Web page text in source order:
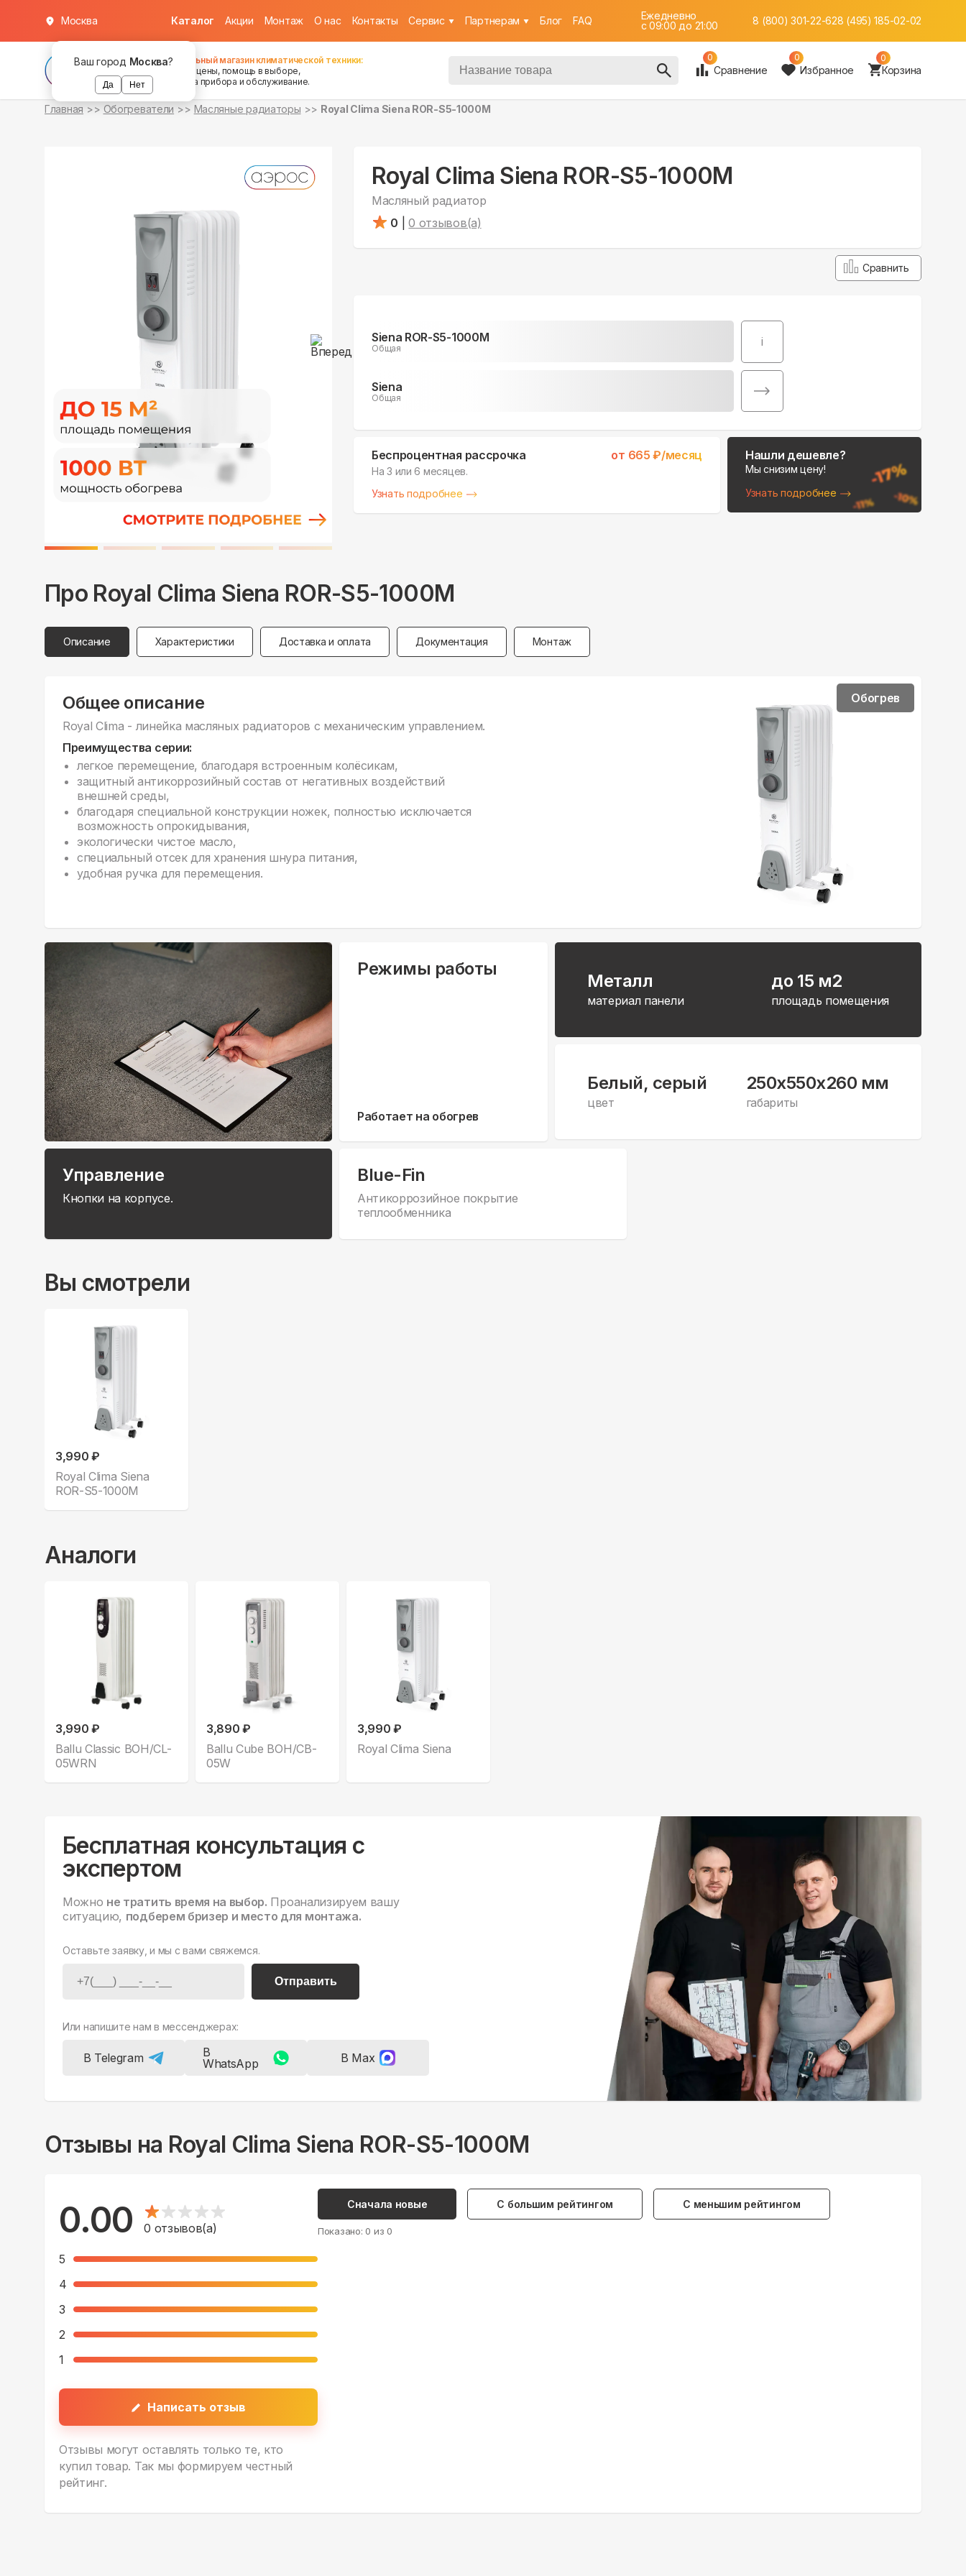
Ваш город Москва?
Да Нет
Москва Каталог Акции Монтаж О нас Контакты Cервис Партнерам Блог FAQ
Ежедневно
c 09:00 до 21:00
8 (800) 301-22-628 (495) 185-02-02
Федеральный магазин климатической техники:
хорошие цены, помощь в выборе,
установка прибора и обслуживание.
0
Сравнение
0
Избранное
0
Корзина
Главная Обогреватели Масляные радиаторы Royal Clima Siena ROR-S5-1000M
Royal Clima Siena ROR-S5-1000M
Масляный радиатор
0
0 отзывов(а)
Сравнить
Siena ROR-S5-1000M
Общая i
уточняйте
Siena
Общая
уточняйте
Беспроцентная рассрочка от 665 ₽/месяц
На 3 или 6 месяцев.
Узнать подробнее
Нашли дешевле?
Мы снизим цену!
Узнать подробнее
Про Royal Clima Siena ROR-S5-1000M
Описание Характеристики Доставка и оплата Документация Монтаж
Общее описание
Royal Clima - линейка масляных радиаторов с механическим управлением.
Преимущества серии:
легкое перемещение, благодаря встроенным колёсикам,
защитный антикоррозийный состав от негативных воздействий
внешней среды,
благодаря специальной конструкции ножек, полностью исключается
возможность опрокидывания,
экологически чистое масло,
специальный отсек для хранения шнура питания,
удобная ручка для перемещения.
Обогрев
Режимы работы
Работает на обогрев
Металл
материал панели
до 15 м2
площадь помещения
Белый, серый
цвет
250x550x260 мм
габариты
Управление
Кнопки на корпусе.
Blue-Fin
Антикоррозийное покрытие
теплообменника
Вы смотрели
3,990 ₽
Royal Clima Siena
ROR-S5-1000M
Аналоги
3,990 ₽
Ballu Classic BOH/CL-
05WRN
3,890 ₽
Ballu Cube BOH/CB-
05W
3,990 ₽
Royal Clima Siena
Бесплатная консультация с
экспертом
Можно не тратить время на выбор. Проанализируем вашу
ситуацию, подберем бризер и место для монтажа.
Оставьте заявку, и мы с вами свяжемся.
Отправить
Или напишите нам в мессенджерах:
В Telegram
В
WhatsApp
В Max
Отзывы на Royal Clima Siena ROR-S5-1000M
0.00 0 отзывов(а)
5
4
3
2
1
Написать отзыв
Отзывы могут оставлять только те, кто
купил товар. Так мы формируем честный
рейтинг.
Сначала новые С большим рейтингом С меньшим рейтингом
Показано: 0 из 0